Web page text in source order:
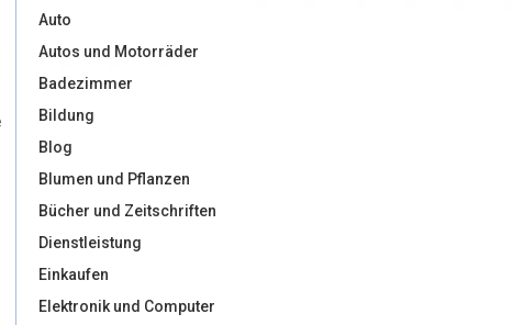
Auto
Autos und Motorräder
Badezimmer
Bildung
Blog
Blumen und Pflanzen
Bücher und Zeitschriften
Dienstleistung
Einkaufen
Elektronik und Computer